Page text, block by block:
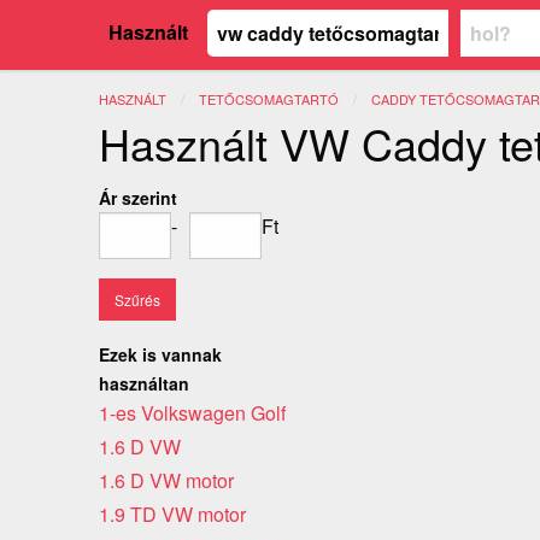
Használt
HASZNÁLT TETŐCSOMAGTARTÓ CADDY
Használt VW Caddy
Ár szerint
- Ft
Ezek is vannak
használtan
1-es Volkswagen Golf
1.6 D VW
1.6 D VW motor
1.9 TD VW motor